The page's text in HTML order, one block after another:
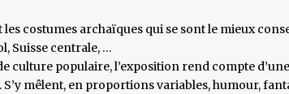
costumes archaïques qui se sont le mieux
Suisse centrale, …
culture populaire, l’exposition rend compte
S’y mêlent, en proportions variables, humour,